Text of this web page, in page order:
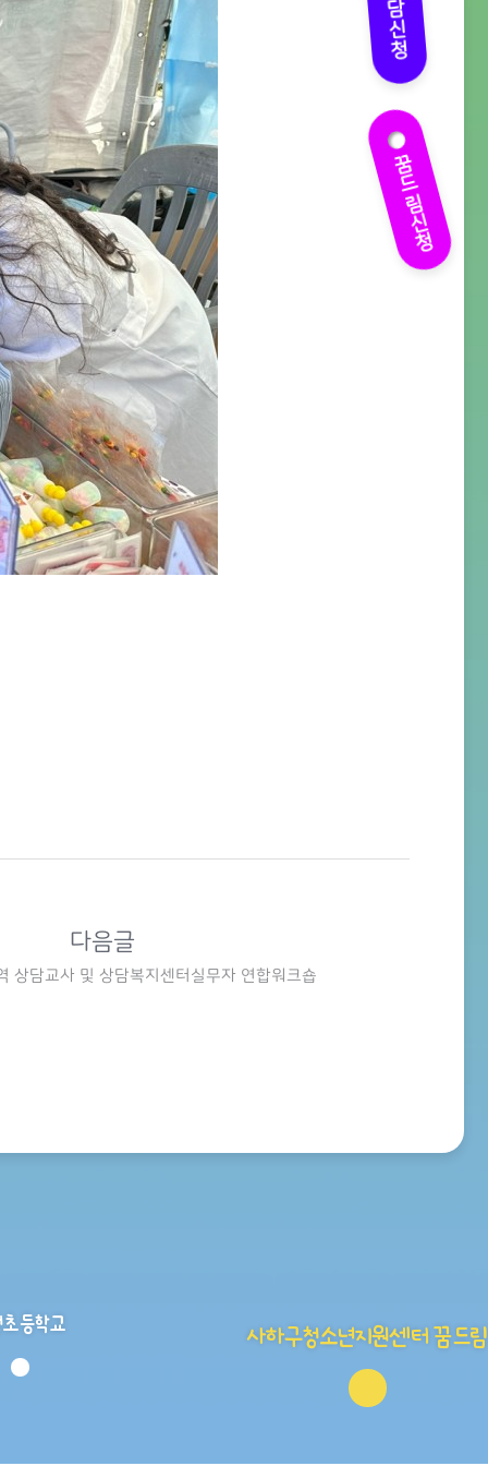
꿈드림신청
다음글
상담교사 및 상담복지센터실무자 연합워크숍
초등학교 사하구청소년지원센터 꿈드림